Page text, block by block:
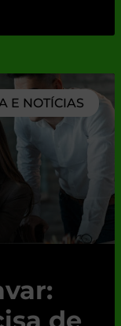
E NOTÍCIAS